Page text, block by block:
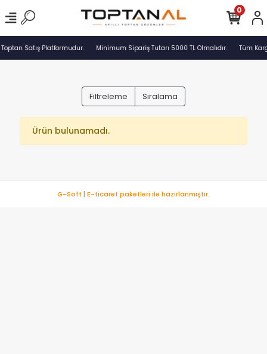
Satış Platformudur. Minimum Sipariş Tutarı 5000 TL Olmalıdır. Tüm
0
Filtreleme Sıralama
Ürün bulunamadı.
G-Soft | E-ticaret paketleri ile hazırlanmıştır.